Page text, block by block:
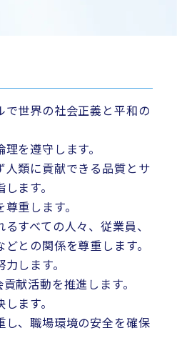
で世界の社会正義と平和の
を遵守します。
人類に貢献できる品質とサ
ます。
重します。
すべての人々、従業員、
との関係を尊重します。
します。
献活動を推進します。
ます。
し、職場環境の安全を確保